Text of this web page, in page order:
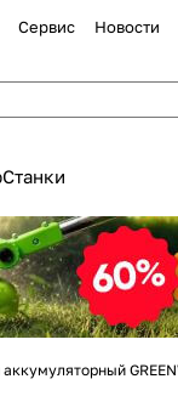
Сервис Новости
Станки